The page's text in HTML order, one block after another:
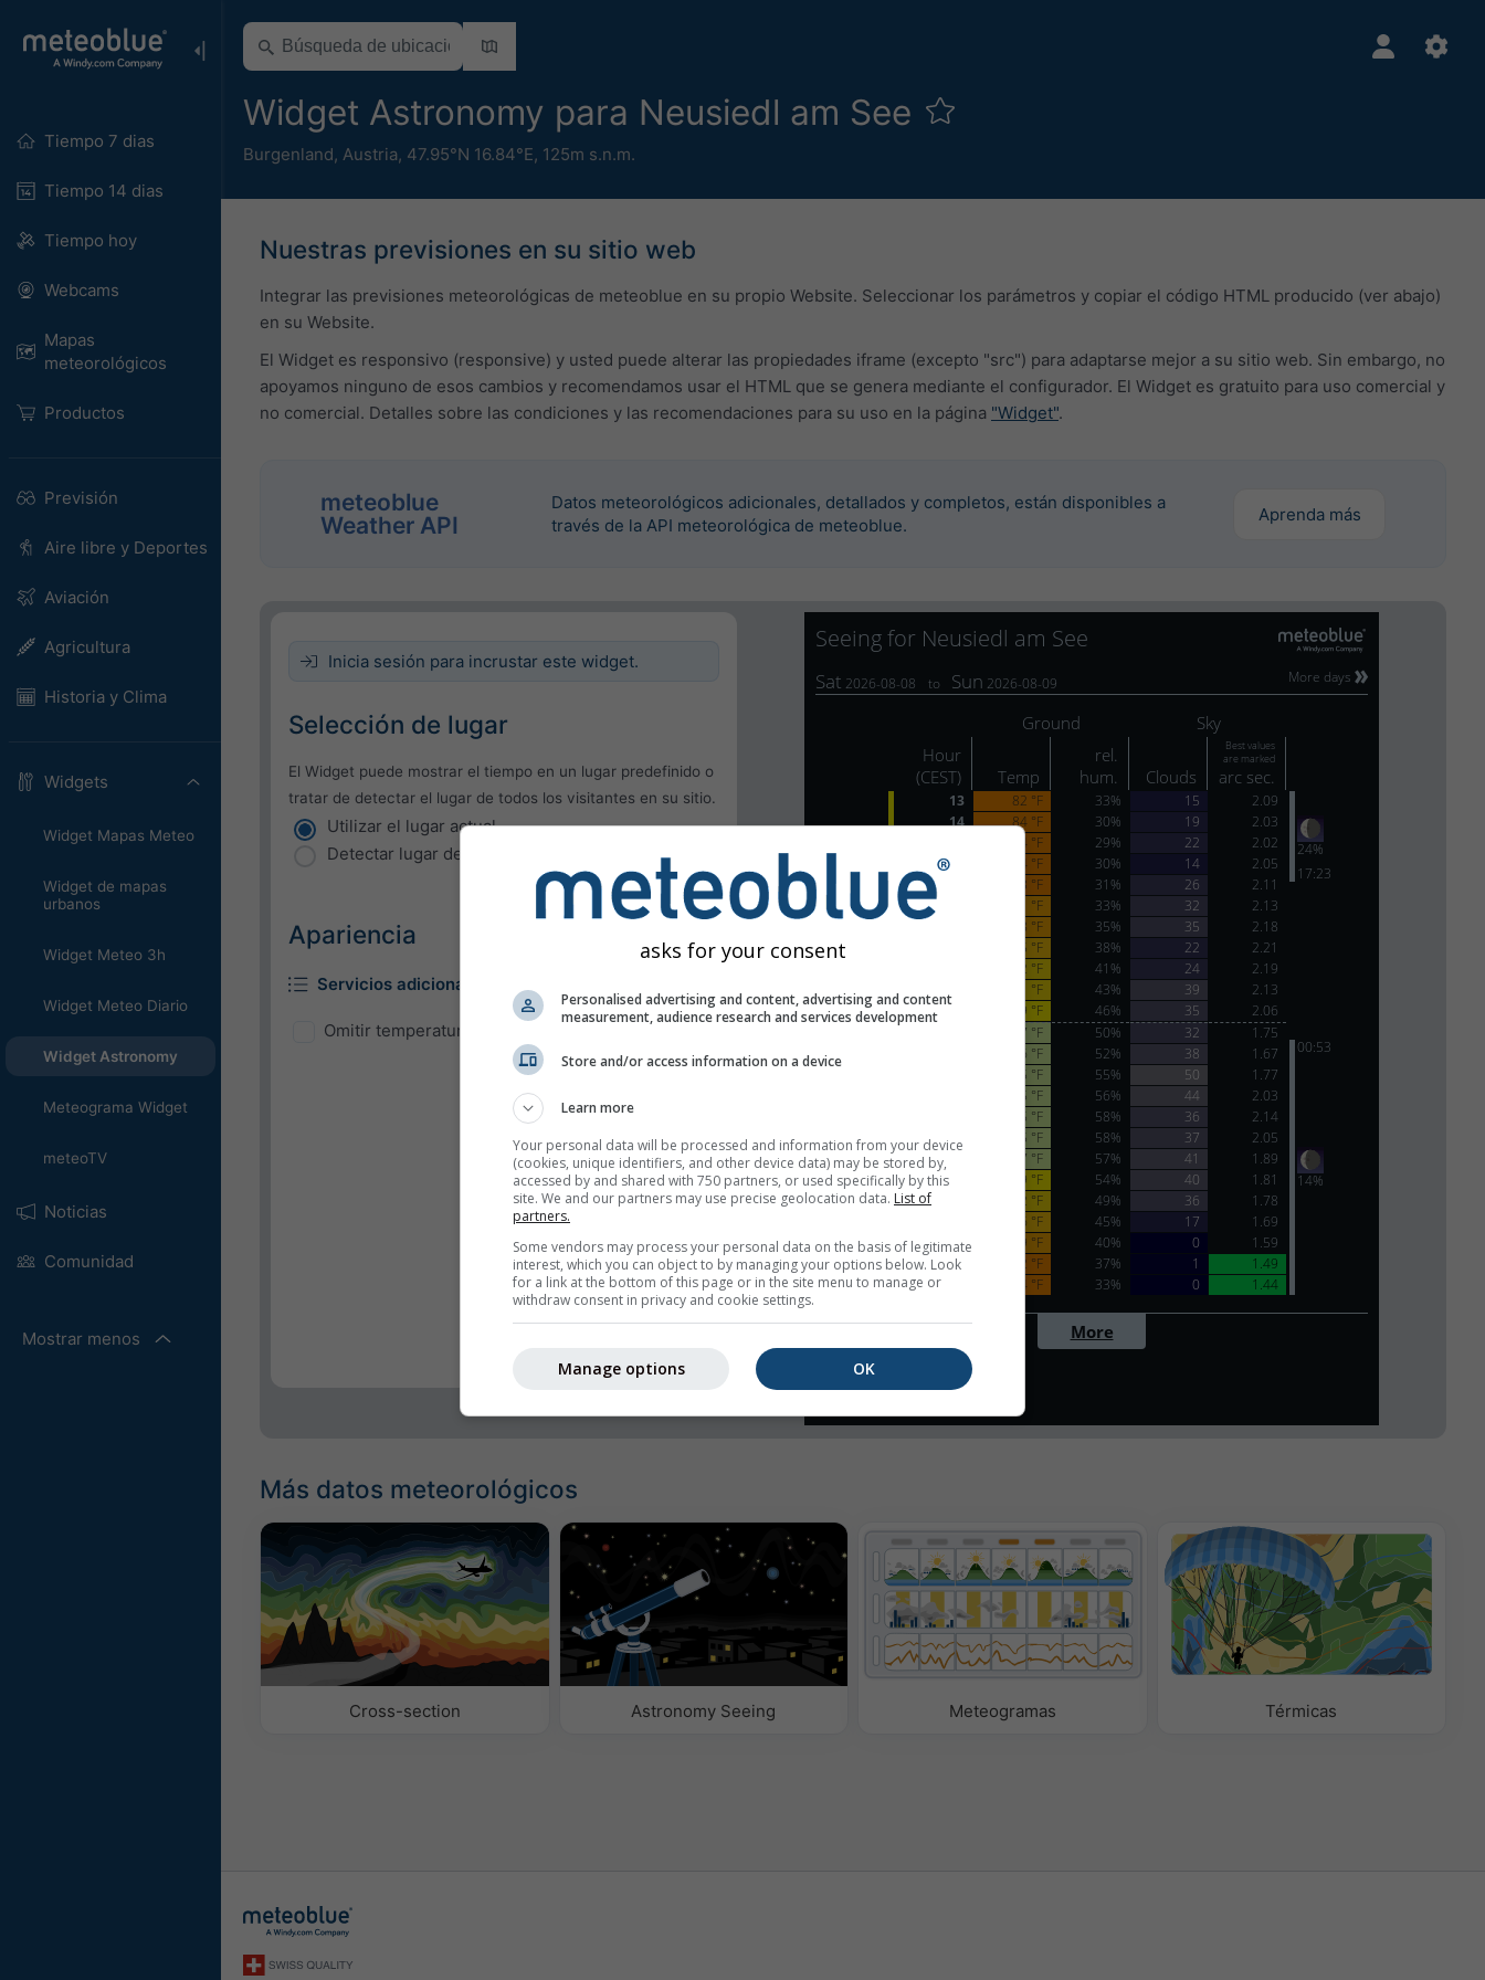
Tiempo 7 dias
Tiempo 14 dias
Tiempo hoy
Webcams
Mapas
meteorológicos
Productos
Previsión
Aire libre y Deportes
Aviación
Agricultura
Historia y Clima
Widgets
Widget Mapas Meteo
Widget de mapas
urbanos
Widget Meteo 3h
Widget Meteo Diario
Widget Astronomy
Meteograma Widget
meteoTV
Noticias
Comunidad
Mostrar menos
Widget Astronomy para Neusiedl am See
Burgenland, Austria, 47.95°N 16.84°E, 125m s.n.m.
Nuestras previsiones en su sitio web
Integrar las previsiones meteorológicas de meteoblue en su propio Website. Seleccionar los parámetros y copiar el código HTML producido (ver abajo)
en su Website.
El Widget es responsivo (responsive) y usted puede alterar las propiedades iframe (excepto "src") para adaptarse mejor a su sitio web. Sin embargo, no
apoyamos ninguno de esos cambios y recomendamos usar el HTML que se genera mediante el configurador. El Widget es gratuito para uso comercial y
no comercial. Detalles sobre las condiciones y las recomendaciones para su uso en la página "Widget".
meteoblue
Weather API
Datos meteorológicos adicionales, detallados y completos, están disponibles a
través de la API meteorológica de meteoblue.
Aprenda más
Inicia sesión para incrustar este widget.
Selección de lugar
El Widget puede mostrar el tiempo en un lugar predefinido o
tratar de detectar el lugar de todos los visitantes en su sitio.
Utilizar el lugar actual
Detectar lugar del usuario
Apariencia
Servicios adicionales
Omitir temperatura y humedad
Más datos meteorológicos
Cross-section Astronomy Seeing Meteogramas Térmicas
asks for your consent
Personalised advertising and content, advertising and content
measurement, audience research and services development
Store and/or access information on a device
Learn more
Your personal data will be processed and information from your device
(cookies, unique identifiers, and other device data) may be stored by,
accessed by and shared with 750 partners, or used specifically by this
site. We and our partners may use precise geolocation data. List of
partners.
Some vendors may process your personal data on the basis of legitimate
interest, which you can object to by managing your options below. Look
for a link at the bottom of this page or in the site menu to manage or
withdraw consent in privacy and cookie settings.
OK
Manage options